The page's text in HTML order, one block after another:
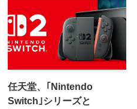
任天堂、｢Nintendo
Switch｣シリーズと